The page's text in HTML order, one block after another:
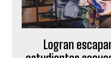
Logran